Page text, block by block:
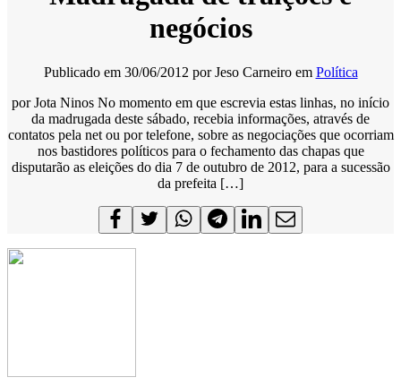
negócios
Publicado em 30/06/2012 porJeso Carneiro em Política
por Jota Ninos No momento em que escrevia estas linhas, no início
da madrugada deste sábado, recebia informações, através de
contatos pela net ou por telefone, sobre as negociações que ocorriam
nos bastidores políticos para o fechamento das chapas que
disputarão as eleições do dia 7 de outubro de 2012, para a sucessão
da prefeita […]